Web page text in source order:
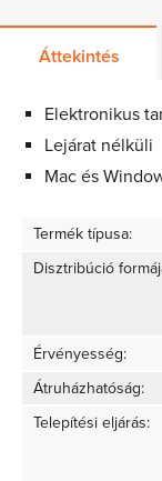
Áttekintés
Еlektronikus
Lejárat nélküli
Mac és
Termék típusa:
Disztribúció
Érvényesség:
Átruházhatóság:
Telepítési eljárás: